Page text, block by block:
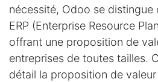
nécessité, Odoo se distingue
ERP (Enterprise Resource
offrant une proposition de
entreprises de toutes tailles.
détail la proposition de